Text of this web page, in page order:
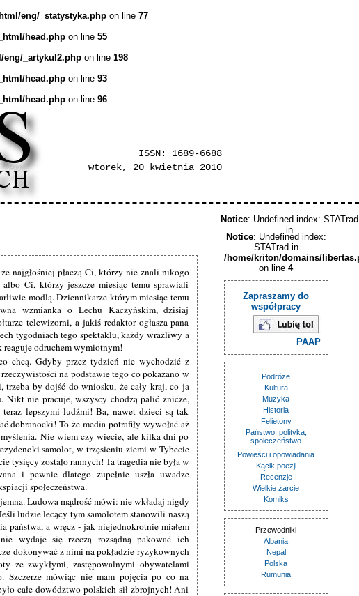
eng/_statystyka.phpon line 77
head.phpon line 55
_artykul2.phpon line 198
head.phpon line 93
head.phpon line 96
ISSN: 1689-6688
wtorek, 20 kwietnia 2010
najgłośniej płaczą Ci, którzy nie znali nikogo
albo Ci, którzy jeszcze miesiąc temu sprawiali
modlą. Dziennikarze którym miesiąc temu
wzmianka o Lechu Kaczyńskim, dzisiaj
telewizorni, a jakiś redaktor ogłasza pana
tygodniach tego spektaklu, każdy wrażliwy a
reaguje odruchem wymiotnym!
chcą. Gdyby przez tydzień nie wychodzić z
na podstawie tego co pokazano w
by dojść do wniosku, że cały kraj, co ja
Nikt nie pracuje, wszyscy chodzą palić znicze,
lepszymi ludźmi! Ba, nawet dzieci są tak
dobranocki! To że media potrafiły wywołać aż
Nie wiem czy wiecie, ale kilka dni po
samolot, w trzęsieniu ziemi w Tybecie
tysięcy zostało rannych! Ta tragedia nie była w
i pewnie dlatego zupełnie uszła uwadze
społeczeństwa.
Ludowa mądrość mówi: nie wkładaj nigdy
ludzie lecący tym samolotem stanowili naszą
a wręcz - jak niejednokrotnie miałem
wydaje się rzeczą rozsądną pakować ich
dokonywać z nimi na pokładzie ryzykownych
ze zwykłymi, zastępowalnymi obywatelami
Szczerze mówiąc nie mam pojęcia po co na
całe dowództwo polskich sił zbrojnych! Ani
Notice: Undefined index:
STATrad in
/home/kriton/domains/
on line 4
Zapraszamy do
współpracy
PAAP
Podróże
Kultura
Muzyka
Historia
Felietony
Państwo, polityka,
społeczeństwo
Powieści i opowiadania
Kącik poezji
Recenzje
Wielkie żarcie
Komiks
Przewodniki
Albania
Nepal
Polska
Rumunia
Notice: Undefined index: STATrad
in